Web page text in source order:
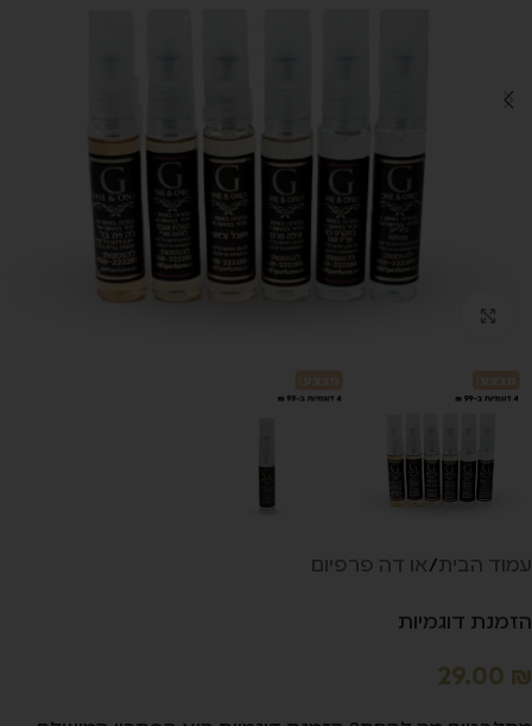
עמוד הבית/או דה פרפיום
הזמנת דוגמיות
29.00 ₪